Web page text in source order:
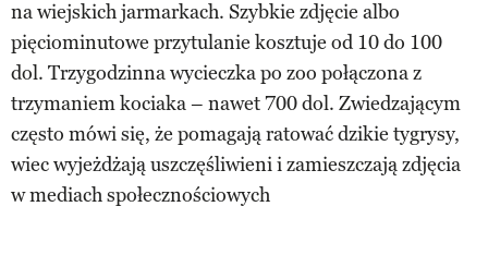
na wiejskich jarmarkach. Szybkie zdjęcie albo
pięciominutowe przytulanie kosztuje od 10 do 100
dol. Trzygodzinna wycieczka po zoo połączona z
trzymaniem kociaka – nawet 700 dol. Zwiedzającym
często mówi się, że pomagają ratować dzikie tygrysy,
wiec wyjeżdżają uszczęśliwieni i zamieszczają zdjęcia
w mediach społecznościowych